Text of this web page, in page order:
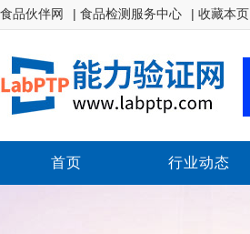
食品伙伴网 | 食品检测服务中心 | 收藏本页
首页 行业动态